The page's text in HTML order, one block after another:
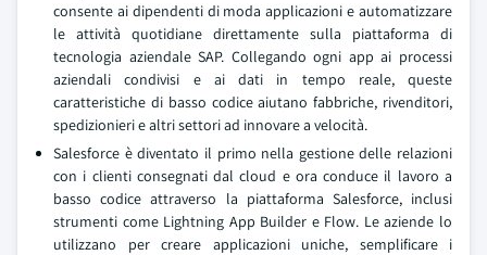
consente ai dipendenti di moda applicazioni e automatizzare
le attività quotidiane direttamente sulla piattaforma di
tecnologia aziendale SAP. Collegando ogni app ai processi
aziendali condivisi e ai dati in tempo reale, queste
caratteristiche di basso codice aiutano fabbriche, rivenditori,
spedizionieri e altri settori ad innovare a velocità.
Salesforce è diventato il primo nella gestione delle relazioni
con i clienti consegnati dal cloud e ora conduce il lavoro a
basso codice attraverso la piattaforma Salesforce, inclusi
strumenti come Lightning App Builder e Flow. Le aziende lo
utilizzano per creare applicazioni uniche, semplificare i